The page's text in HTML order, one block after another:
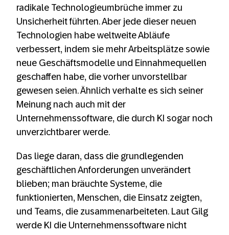
radikale Technologieumbrüche immer zu
Unsicherheit führten. Aber jede dieser neuen
Technologien habe weltweite Abläufe
verbessert, indem sie mehr Arbeitsplätze sowie
neue Geschäftsmodelle und Einnahmequellen
geschaffen habe, die vorher unvorstellbar
gewesen seien. Ähnlich verhalte es sich seiner
Meinung nach auch mit der
Unternehmenssoftware, die durch KI sogar noch
unverzichtbarer werde.
Das liege daran, dass die grundlegenden
geschäftlichen Anforderungen unverändert
blieben; man bräuchte Systeme, die
funktionierten, Menschen, die Einsatz zeigten,
und Teams, die zusammenarbeiteten. Laut Gilg
werde KI die Unternehmenssoftware nicht